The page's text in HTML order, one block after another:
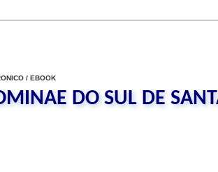
/ EBOOK
DO SUL DE